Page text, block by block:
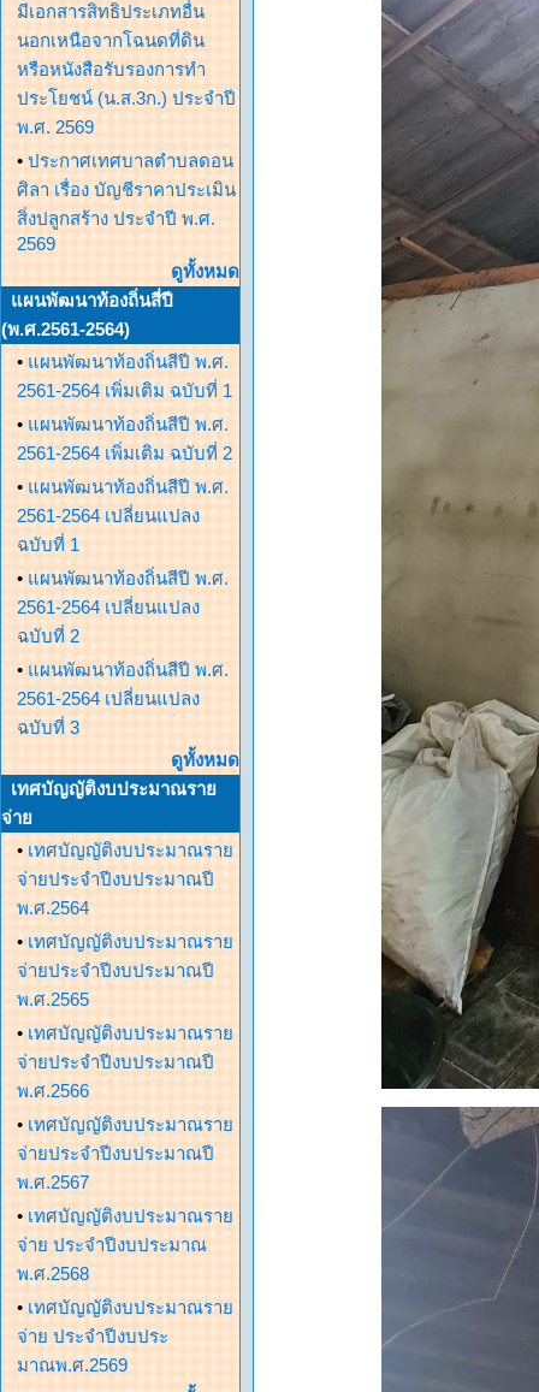
มีเอกสารสิทธิประเภทอื่น
นอกเหนือจากโฉนดที่ดิน
หรือหนังสือรับรองการทำ
ประโยชน์ (น.ส.3ก.) ประจำปี
พ.ศ. 2569
• ประกาศเทศบาลตำบลดอน
ศิลา เรื่อง บัญชีราคาประเมิน
สิ่งปลูกสร้าง ประจำปี พ.ศ.
2569
ดูทั้งหมด
แผนพัฒนาท้องถิ่นสี่ปี
(พ.ศ.2561-2564)
• แผนพัฒนาท้องถิ่นสีปี พ.ศ.
2561-2564 เพิ่มเติม ฉบับที่ 1
• แผนพัฒนาท้องถิ่นสีปี พ.ศ.
2561-2564 เพิ่มเติม ฉบับที่ 2
• แผนพัฒนาท้องถิ่นสีปี พ.ศ.
2561-2564 เปลี่ยนแปลง
ฉบับที่ 1
• แผนพัฒนาท้องถิ่นสีปี พ.ศ.
2561-2564 เปลี่ยนแปลง
ฉบับที่ 2
• แผนพัฒนาท้องถิ่นสีปี พ.ศ.
2561-2564 เปลี่ยนแปลง
ฉบับที่ 3
ดูทั้งหมด
เทศบัญญัติงบประมาณราย
จ่าย
• เทศบัญญัติงบประมาณราย
จ่ายประจำปีงบประมาณปี
พ.ศ.2564
• เทศบัญญัติงบประมาณราย
จ่ายประจำปีงบประมาณปี
พ.ศ.2565
• เทศบัญญัติงบประมาณราย
จ่ายประจำปีงบประมาณปี
พ.ศ.2566
• เทศบัญญัติงบประมาณราย
จ่ายประจำปีงบประมาณปี
พ.ศ.2567
• เทศบัญญัติงบประมาณราย
จ่าย ประจำปีงบประมาณ
พ.ศ.2568
• เทศบัญญัติงบประมาณราย
จ่าย ประจำปีงบประ
มาณพ.ศ.2569